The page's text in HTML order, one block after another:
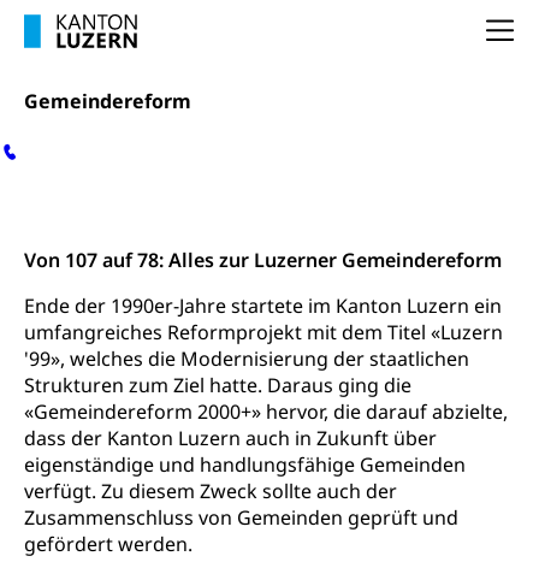
Gemeindereform
Gemeindereform
Von 107 auf 78: Alles zur Luzerner Gemeindereform
Ende der 1990er-Jahre startete im Kanton Luzern ein
umfangreiches Reformprojekt mit dem Titel «Luzern
'99», welches die Modernisierung der staatlichen
Strukturen zum Ziel hatte. Daraus ging die
«Gemeindereform 2000+» hervor, die darauf abzielte,
dass der Kanton Luzern auch in Zukunft über
eigenständige und handlungsfähige Gemeinden
verfügt. Zu diesem Zweck sollte auch der
Zusammenschluss von Gemeinden geprüft und
gefördert werden.
Bildungsgutscheine Grundkompetenzen
Allgemeinbildung für Erwachsene
Berufsberatung (berufsberatung.ch)
Grundkompetenzen (einfach-besser.ch)
Bildung & Berufsabschluss für Erwachsene
Lehre nach dem Gymnasium
Höhere Berufsbildung
Berufsabschluss für Erwachsene
Höhere Bildung (hflu.ch)
Lehre, Berufsfachschule, Lehrbetrieb, Lehrvertrag,
Berufswahl & Berufsberatung, Schnupperlehre und
Lehrstellensuche, Berufsmaturität,
Integrationsvorlehre INVOL Zentralschweiz
MobiLingua
Informationen für Lernende und Gesetzliche
Vertreter
Informationen für zugewanderte Personen
Schnupperlehre & Lehrstellensuche
Beruf & Weiterbildung (beruf.lu.ch)
Berufslehre (beruf.lu.ch)
Studium, Hochschulstudium, tertiäre Bildung
Campus Horw
Campus Horw (HSLU)
Fachstelle Hochschulbildung
Hochschulen
Hochschule Luzern HSLU
Pädagogische Hochschule Luzern, PH Luzern
Höhere Fachschule Luzern HFLU
Mittelschulen
Gymnasium, Handelsmittelschule, Sekundarstufe II,
Kantonsschule, Fachmittelschule, Fachmatura,
Fachklasse Grafik Luzern, Berufsmatura,
Informatikmittelschule, Fachmittelschulzentrum
FMS, Fachmittelschulen, Vollzeitschulen mit
Berufsmatura BM, Aufnahmebedingungen FMS und
Vollzeitschulen mit BM
Berufsbildung / Mittelschulen (gruezi.lu.ch)
Obligatorische Schulzeit